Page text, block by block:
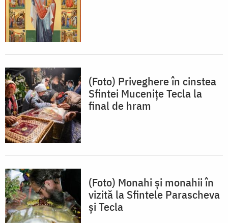
(Foto) Priveghere în cinstea
Sfintei Muceniţe Tecla la
final de hram
(Foto) Monahi şi monahii în
vizită la Sfintele Parascheva
și Tecla